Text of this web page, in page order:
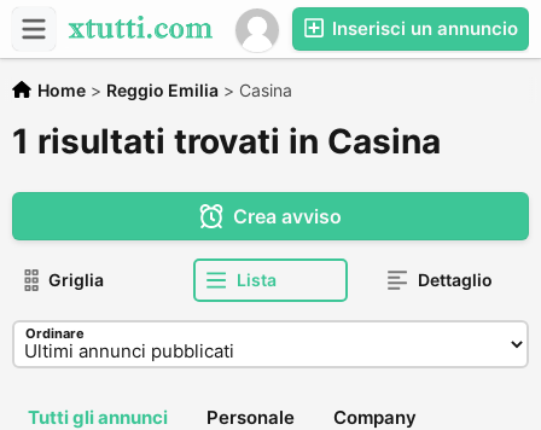
Inserisci un annuncio
Home > Reggio Emilia > Casina
1 risultati trovati in Casina
Crea avviso
Griglia Lista Dettaglio
Ordinare
Tutti gli annunci Personale Company